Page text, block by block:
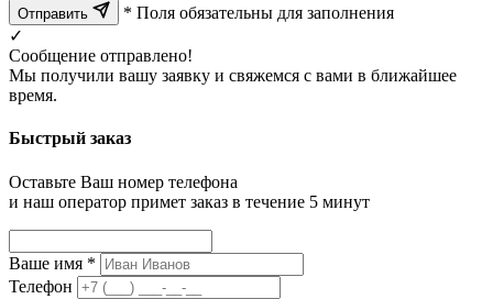
Отправить
* Поля обязательны для заполнения
✓
Сообщение отправлено!
Мы получили вашу заявку и свяжемся с вами в ближайшее
время.
Быстрый заказ
Оставьте Ваш номер телефона
и наш оператор примет заказ в течение 5 минут
Ваше имя *
Телефон